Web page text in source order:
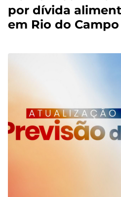
por dívida
em Rio do Campo